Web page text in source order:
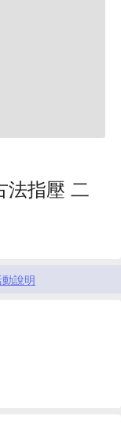
法指壓 二
說明